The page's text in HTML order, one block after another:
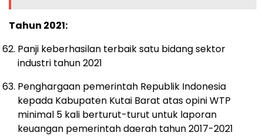
Tahun 2021:
Panji keberhasilan terbaik satu bidang sektor
industri tahun 2021
Penghargaan pemerintah Republik Indonesia
kepada Kabupaten Kutai Barat atas opini WTP
minimal 5 kali berturut-turut untuk laporan
keuangan pemerintah daerah tahun 2017-2021